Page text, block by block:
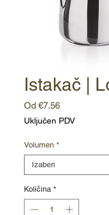
Istakač |
Od €7.56Cijena
s
popustom
Uključen PDV
Volumen *
Količina *